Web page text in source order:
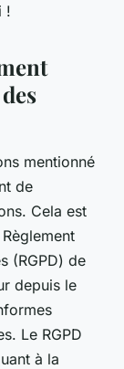
!
mentionné
de
Cela est
(RGPD) de
depuis le
Le RGPD
à la